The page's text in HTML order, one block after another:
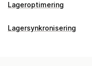
Lageroptimering
Lagerstyring
Lagersynkronisering